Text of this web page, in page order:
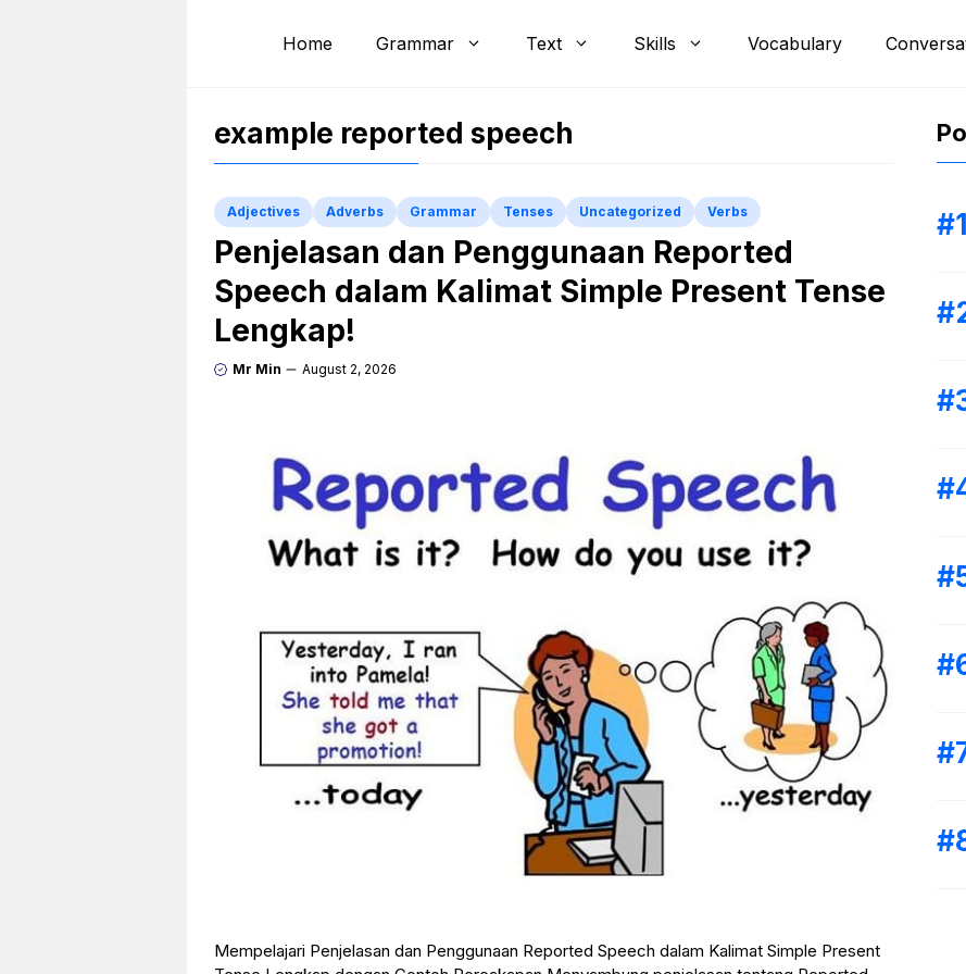
Home Grammar Text Skills Vocabulary
example reported speech
Adjectives Adverbs Grammar Tenses Uncategorized Verbs
Penjelasan dan Penggunaan Reported
Speech dalam Kalimat Simple Present Tense
Lengkap!
Mr Min August 2, 2026
Mempelajari Penjelasan dan Penggunaan Reported Speech dalam Kalimat Simple Present